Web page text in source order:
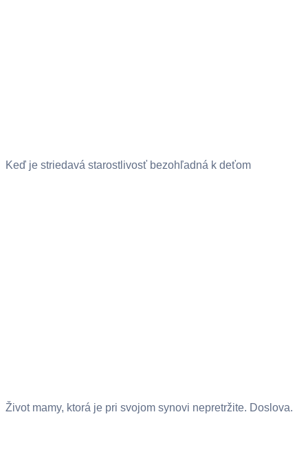
Keď je striedavá starostlivosť bezohľadná k deťom
Život mamy, ktorá je pri svojom synovi nepretržite. Doslova.